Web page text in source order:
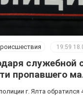
19:59
служебной
пропавшего
г. Ялта обратился